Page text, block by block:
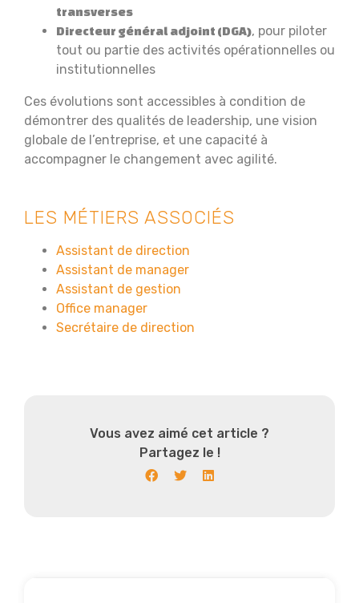
transverses
Directeur général adjoint (DGA), pour piloter
tout ou partie des activités opérationnelles ou
institutionnelles
Ces évolutions sont accessibles à condition de
démontrer des qualités de leadership, une vision
globale de l’entreprise, et une capacité à
accompagner le changement avec agilité.
LES MÉTIERS ASSOCIÉS
Assistant de direction
Assistant de manager
Assistant de gestion
Office manager
Secrétaire de direction
Vous avez aimé cet article ?
Partagez le !